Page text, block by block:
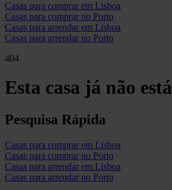
Casas para comprar em Lisboa
Casas para comprar no Porto
Casas para arrendar em Lisboa
Casas para arrendar no Porto
404
Esta casa já não
Pesquisa Rápida
Casas para comprar em Lisboa
Casas para comprar no Porto
Casas para arrendar em Lisboa
Casas para arrendar no Porto